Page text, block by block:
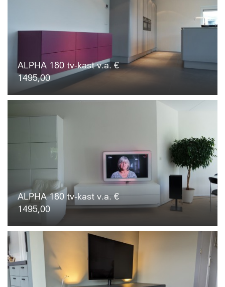
ALPHA 180 tv-kast v.a. €
1495,00
ALPHA 180 tv-kast v.a. €
1495,00